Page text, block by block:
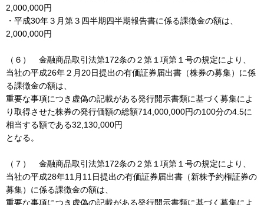
2,000,000円
・平成30年３月第３四半期四半期報告書に係る課徴金の額は、
2,000,000円
（６） 金融商品取引法第172条の２第１項第１号の規定により、
当社の平成26年２月20日提出の有価証券届出書（株券の募集）に係
る課徴金の額は、
重要な事項につき虚偽の記載がある発行開示書類に基づく募集によ
り取得させた株券の発行価額の総額714,000,000円の100分の4.5に
相当する額である32,130,000円
となる。
（７） 金融商品取引法第172条の２第１項第１号の規定により、
当社の平成28年11月11日提出の有価証券届出書（新株予約権証券の
募集）に係る課徴金の額は、
重要な事項につき虚偽の記載がある発行開示書類に基づく募集によ